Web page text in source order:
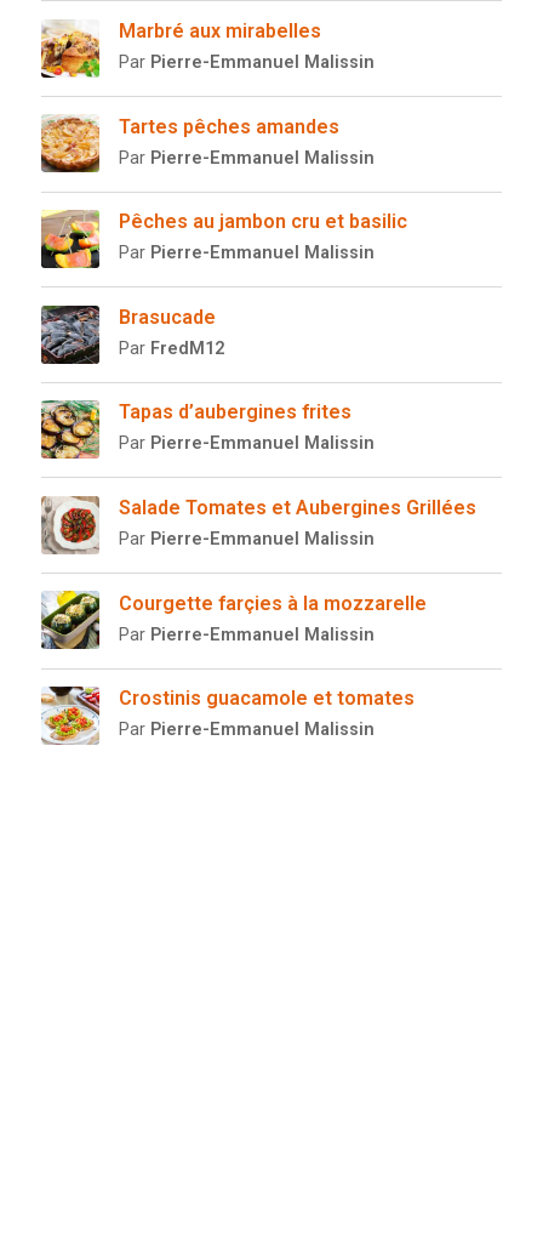
Marbré aux mirabelles
Par Pierre-Emmanuel Malissin
Tartes pêches amandes
Par Pierre-Emmanuel Malissin
Pêches au jambon cru et basilic
Par Pierre-Emmanuel Malissin
Brasucade
Par FredM12
Tapas d’aubergines frites
Par Pierre-Emmanuel Malissin
Salade Tomates et Aubergines Grillées
Par Pierre-Emmanuel Malissin
Courgette farçies à la mozzarelle
Par Pierre-Emmanuel Malissin
Crostinis guacamole et tomates
Par Pierre-Emmanuel Malissin